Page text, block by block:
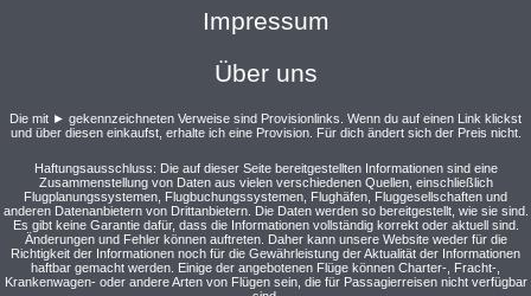
Impressum
Über uns
Die mit ► gekennzeichneten Verweise sind Provisionlinks. Wenn du auf einen Link klickst
und über diesen einkaufst, erhalte ich eine Provision. Für dich ändert sich der Preis nicht.
Haftungsausschluss: Die auf dieser Seite bereitgestellten Informationen sind eine
Zusammenstellung von Daten aus vielen verschiedenen Quellen, einschließlich
Flugplanungssystemen, Flugbuchungssystemen, Flughäfen, Fluggesellschaften und
anderen Datenanbietern von Drittanbietern. Die Daten werden so bereitgestellt, wie sie sind.
Es gibt keine Garantie dafür, dass die Informationen vollständig korrekt oder aktuell sind.
Änderungen und Fehler können auftreten. Daher kann unsere Website weder für die
Richtigkeit der Informationen noch für die Gewährleistung der Aktualität der Informationen
haftbar gemacht werden. Einige der angebotenen Flüge können Charter-, Fracht-,
Krankenwagen- oder andere Arten von Flügen sein, die für Passagierreisen nicht verfügbar